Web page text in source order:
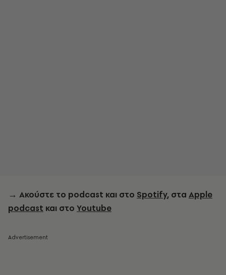
→ Ακούστε το podcast και στο Spotify, στα Apple
podcast και στο Youtube